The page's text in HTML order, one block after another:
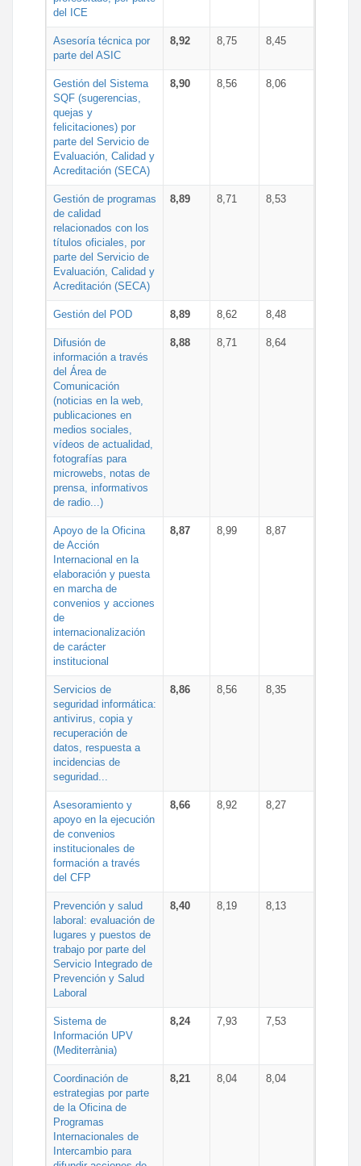
del ICE
Asesoría técnica por
parte del ASIC
8,92 8,75 8,45
Gestión del Sistema
SQF (sugerencias,
quejas y
felicitaciones) por
parte del Servicio de
Evaluación, Calidad y
Acreditación (SECA)
8,90 8,56 8,06
Gestión de programas
de calidad
relacionados con los
títulos oficiales, por
parte del Servicio de
Evaluación, Calidad y
Acreditación (SECA)
8,89 8,71 8,53
Gestión del POD 8,89 8,62 8,48
Difusión de
información a través
del Área de
Comunicación
(noticias en la web,
publicaciones en
medios sociales,
vídeos de actualidad,
fotografías para
microwebs, notas de
prensa, informativos
de radio...)
8,88 8,71 8,64
Apoyo de la Oficina
de Acción
Internacional en la
elaboración y puesta
en marcha de
convenios y acciones
de
internacionalización
de carácter
institucional
8,87 8,99 8,87
Servicios de
seguridad informática:
antivirus, copia y
recuperación de
datos, respuesta a
incidencias de
seguridad...
8,86 8,56 8,35
Asesoramiento y
apoyo en la ejecución
de convenios
institucionales de
formación a través
del CFP
8,66 8,92 8,27
Prevención y salud
laboral: evaluación de
lugares y puestos de
trabajo por parte del
Servicio Integrado de
Prevención y Salud
Laboral
8,40 8,19 8,13
Sistema de
Información UPV
(Mediterrània)
8,24 7,93 7,53
Coordinación de
estrategias por parte
de la Oficina de
Programas
Internacionales de
Intercambio para
8,21 8,04 8,04